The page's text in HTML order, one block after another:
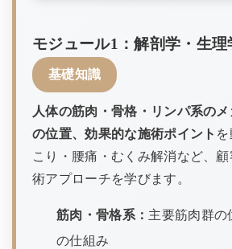
モジュール1：解剖学・生理
基礎知識
人体の筋肉・骨格・リンパ系の
の位置、効果的な施術ポイント
こり・腰痛・むくみ解消など、
術アプローチを学びます。
筋肉・骨格系： 主要筋肉群の
の仕組み